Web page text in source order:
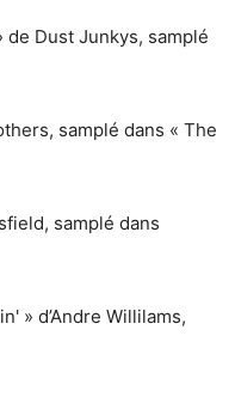
de Dust Junkys, samplé
samplé dans « The
samplé dans
» d’Andre Willilams,